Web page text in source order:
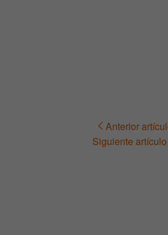
Navegación Anterior
Siguiente artículo